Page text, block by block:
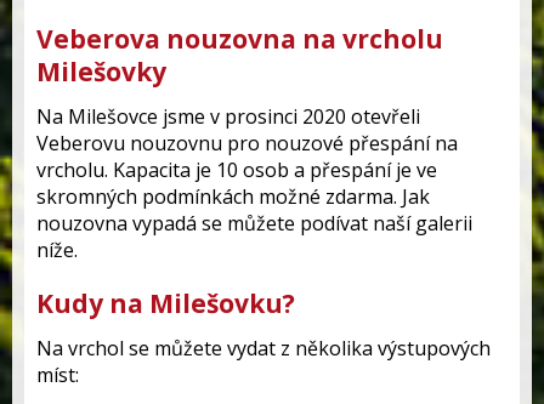
Veberova nouzovna na vrcholu
Milešovky
Na Milešovce jsme v prosinci 2020 otevřeli
Veberovu nouzovnu pro nouzové přespání na
vrcholu. Kapacita je 10 osob a přespání je ve
skromných podmínkách možné zdarma. Jak
nouzovna vypadá se můžete podívat naší galerii
níže.
Kudy na Milešovku?
Na vrchol se můžete vydat z několika výstupových
míst: